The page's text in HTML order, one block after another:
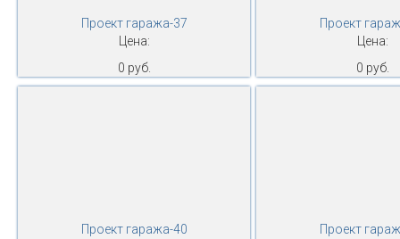
Проект гаража-37
Цена:
0 руб.
Проект
Цена:
0 руб.
Проект гаража-40
Проект